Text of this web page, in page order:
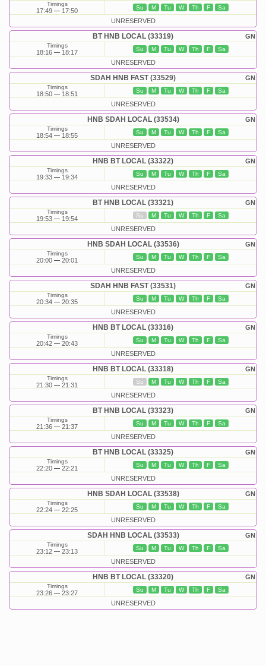
Timings
17:49 17:50 Su M Tu W Th F Sa
UNRESERVED
GN
BT HNB LOCAL (33319)
Timings
18:16 18:17 Su M Tu W Th F Sa
UNRESERVED
GN
SDAH HNB FAST (33529)
Timings
18:50 18:51 Su M Tu W Th F Sa
UNRESERVED
GN
HNB SDAH LOCAL (33534)
Timings
18:54 18:55 Su M Tu W Th F Sa
UNRESERVED
GN
HNB BT LOCAL (33322)
Timings
19:33 19:34 Su M Tu W Th F Sa
UNRESERVED
GN
BT HNB LOCAL (33321)
Timings
19:53 19:54 Su M Tu W Th F Sa
UNRESERVED
GN
HNB SDAH LOCAL (33536)
Timings
20:00 20:01 Su M Tu W Th F Sa
UNRESERVED
GN
SDAH HNB FAST (33531)
Timings
20:34 20:35 Su M Tu W Th F Sa
UNRESERVED
GN
HNB BT LOCAL (33316)
Timings
20:42 20:43 Su M Tu W Th F Sa
UNRESERVED
GN
HNB BT LOCAL (33318)
Timings
21:30 21:31 Su M Tu W Th F Sa
UNRESERVED
GN
BT HNB LOCAL (33323)
Timings
21:36 21:37 Su M Tu W Th F Sa
UNRESERVED
GN
BT HNB LOCAL (33325)
Timings
22:20 22:21 Su M Tu W Th F Sa
UNRESERVED
GN
HNB SDAH LOCAL (33538)
Timings
22:24 22:25 Su M Tu W Th F Sa
UNRESERVED
GN
SDAH HNB LOCAL (33533)
Timings
23:12 23:13 Su M Tu W Th F Sa
UNRESERVED
GN
HNB BT LOCAL (33320)
Timings
23:26 23:27 Su M Tu W Th F Sa
UNRESERVED